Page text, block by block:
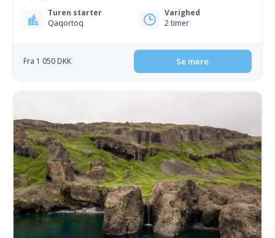
Turen starter
Qaqortoq
Varighed
2 timer
Fra 1 050 DKK Se mere